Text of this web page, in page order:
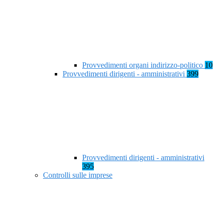
Provvedimenti organi indirizzo-politico 10
Provvedimenti dirigenti - amministrativi 399
Provvedimenti dirigenti - amministrativi
395
Controlli sulle imprese